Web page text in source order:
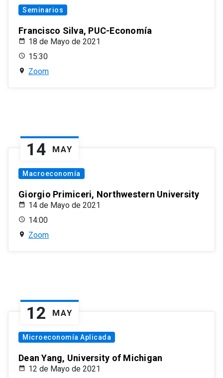
Seminarios
Francisco Silva, PUC-Economía
18 de Mayo de 2021
15:30
Zoom
14 MAY
Macroeconomía
Giorgio Primiceri, Northwestern University
14 de Mayo de 2021
14:00
Zoom
12 MAY
Microeconomía Aplicada
Dean Yang, University of Michigan
12 de Mayo de 2021